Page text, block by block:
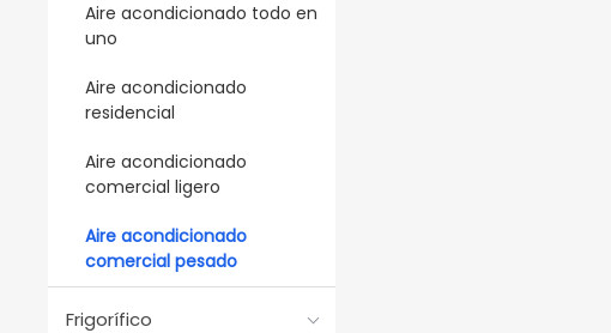
Aire acondicionado todo en
uno
Aire acondicionado
residencial
Aire acondicionado
comercial ligero
Aire acondicionado
comercial pesado
Frigorífico